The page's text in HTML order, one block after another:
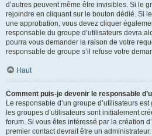
d’autres peuvent même être invisibles. Si le
rejoindre en cliquant sur le bouton dédié. Si
une approbation, vous devez cliquer
responsable du groupe d’utilisateurs devra
pourra vous demander la raison de votre
responsable de groupe s’il refuse votre
Haut
Comment puis-je devenir le responsable
Le responsable d’un groupe d’utilisateurs
les groupes d’utilisateurs sont initialement
forum. Si vous êtes intéressé par la création
premier contact devrait être un